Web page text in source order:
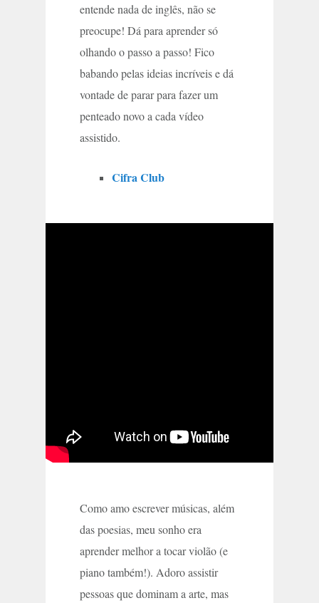
entende nada de inglês, não se
preocupe! Dá para aprender só
olhando o passo a passo! Fico
babando pelas ideias incríveis e dá
vontade de parar para fazer um
penteado novo a cada vídeo
assistido.
Cifra Club
Como amo escrever músicas, além
das poesias, meu sonho era
aprender melhor a tocar violão (e
piano também!). Adoro assistir
pessoas que dominam a arte, mas